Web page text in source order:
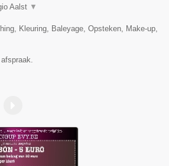
Aalst ▼
Kleuring, Baleyage, Opsteken, Make-up,